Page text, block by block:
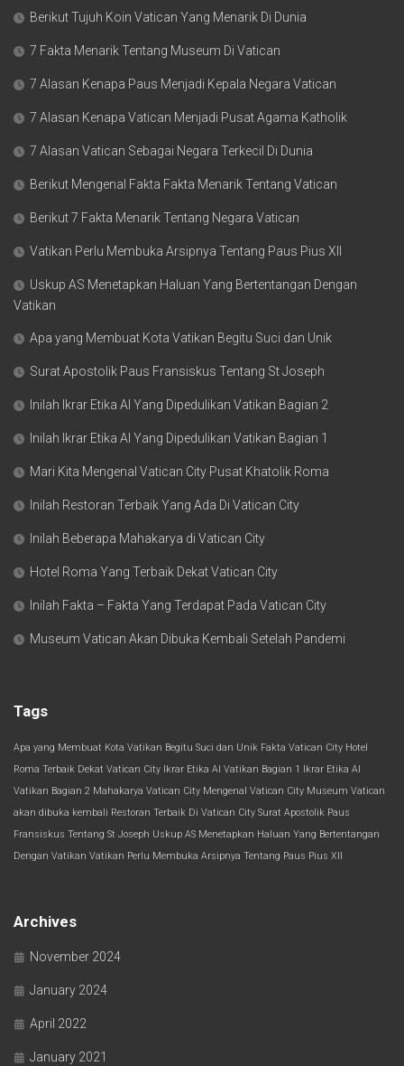
Berikut Tujuh Koin Vatican Yang Menarik Di Dunia
7 Fakta Menarik Tentang Museum Di Vatican
7 Alasan Kenapa Paus Menjadi Kepala Negara Vatican
7 Alasan Kenapa Vatican Menjadi Pusat Agama Katholik
7 Alasan Vatican Sebagai Negara Terkecil Di Dunia
Berikut Mengenal Fakta Fakta Menarik Tentang Vatican
Berikut 7 Fakta Menarik Tentang Negara Vatican
Vatikan Perlu Membuka Arsipnya Tentang Paus Pius XII
Uskup AS Menetapkan Haluan Yang Bertentangan Dengan
Vatikan
Apa yang Membuat Kota Vatikan Begitu Suci dan Unik
Surat Apostolik Paus Fransiskus Tentang St Joseph
Inilah Ikrar Etika AI Yang Dipedulikan Vatikan Bagian 2
Inilah Ikrar Etika AI Yang Dipedulikan Vatikan Bagian 1
Mari Kita Mengenal Vatican City Pusat Khatolik Roma
Inilah Restoran Terbaik Yang Ada Di Vatican City
Inilah Beberapa Mahakarya di Vatican City
Hotel Roma Yang Terbaik Dekat Vatican City
Inilah Fakta – Fakta Yang Terdapat Pada Vatican City
Museum Vatican Akan Dibuka Kembali Setelah Pandemi
Tags
Apa yang Membuat Kota Vatikan Begitu Suci dan Unik Fakta Vatican City Hotel
Roma Terbaik Dekat Vatican City Ikrar Etika AI Vatikan Bagian 1
Ikrar Etika AI
Vatikan Bagian 2 Mahakarya Vatican City Mengenal Vatican City Museum Vatican
akan dibuka kembali Restoran Terbaik Di Vatican City Surat Apostolik Paus
Fransiskus Tentang St Joseph Uskup AS Menetapkan Haluan Yang Bertentangan
Dengan Vatikan Vatikan Perlu Membuka Arsipnya Tentang Paus Pius XII
Archives
November 2024
January 2024
April 2022
January 2021